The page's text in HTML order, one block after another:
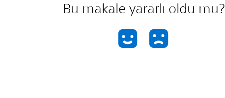
Bu makale yararlı oldu mu?